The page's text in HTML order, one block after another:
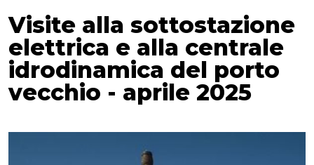
Visite alla sottostazione
elettrica e alla centrale
idrodinamica del porto
vecchio - aprile 2025